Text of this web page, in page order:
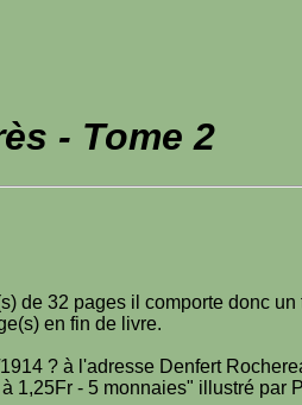
- Tome 2
de 32 pages il comporte donc
en fin de livre.
? à l'adresse Denfert
1,25Fr - 5 monnaies" illustré par